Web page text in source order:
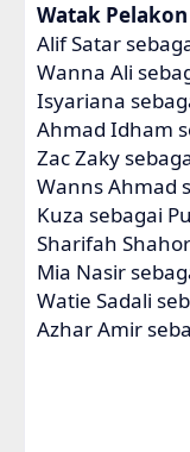
Watak Pelakon
Alif Satar
Wanna Ali
Isyariana
Ahmad Idham
Zac Zaky
Wanns Ahmad
Kuza sebagai
Sharifah
Mia Nasir
Watie Sadali
Azhar Amir